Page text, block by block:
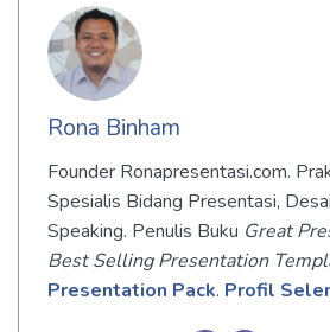
Rona Binham
Founder Ronapresentasi.com.
Spesialis Bidang Presentasi,
Speaking. Penulis Buku Great
Best Selling Presentation
Presentation Pack. Profil